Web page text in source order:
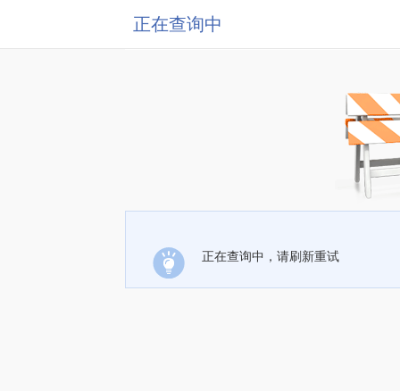
正在查询中
正在查询中，请刷新重试